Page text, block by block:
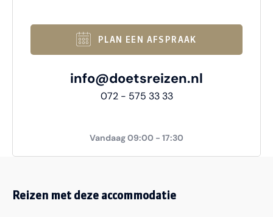
PLAN EEN AFSPRAAK
info@doetsreizen.nl
072 - 575 33 33
Vandaag 09:00 - 17:30
Reizen met deze accommodatie